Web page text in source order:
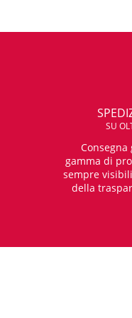
SU
gamma di
sempre
della